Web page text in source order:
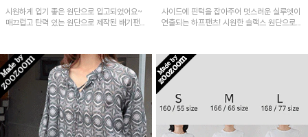
시원하게 입기 좋은 원단으로 입고되었어요~
매끄럽고 탄력 있는 원단으로 제작된 배기팬츠
사이드에 핀턱을 잡아주어 멋스러운 실루엣이
연출되는 하프팬츠! 시원한 슬랙스 원단으로